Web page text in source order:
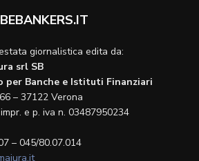
BEBANKERS.IT
giornalistica edita da:
srl SB
per Banche e Istituti Finanziari
– 37122 Verona
e p. iva n. 03487950234
– 045/80.07.014